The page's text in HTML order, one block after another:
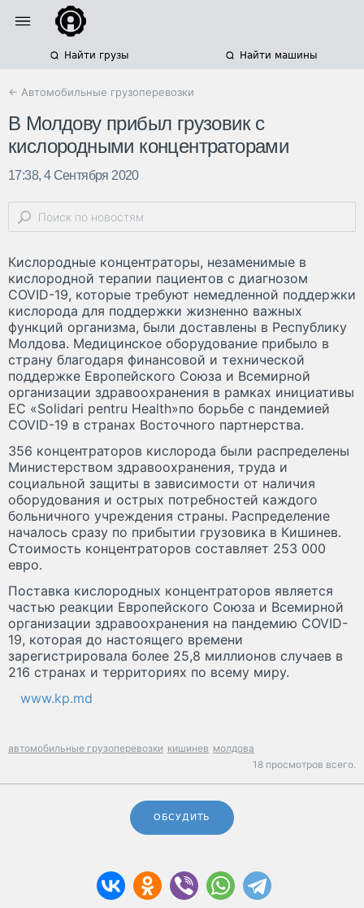
Найти грузы Найти машины
← Автомобильные грузоперевозки
В Молдову прибыл грузовик с
кислородными концентраторами
17:38, 4 Сентября 2020
Кислородные концентраторы, незаменимые в
кислородной терапии пациентов с диагнозом
COVID-19, которые требуют немедленной поддержки
кислорода для поддержки жизненно важных
функций организма, были доставлены в Республику
Молдова. Медицинское оборудование прибыло в
страну благодаря финансовой и технической
поддержке Европейского Союза и Всемирной
организации здравоохранения в рамках инициативы
ЕС «Solidari pentru Health»по борьбе с пандемией
COVID-19 в странах Восточного партнерства.
356 концентраторов кислорода были распределены
Министерством здравоохранения, труда и
социальной защиты в зависимости от наличия
оборудования и острых потребностей каждого
больничного учреждения страны. Распределение
началось сразу по прибытии грузовика в Кишинев.
Стоимость концентраторов составляет 253 000
евро.
Поставка кислородных концентраторов является
частью реакции Европейского Союза и Всемирной
организации здравоохранения на пандемию COVID-
19, которая до настоящего времени
зарегистрировала более 25,8 миллионов случаев в
216 странах и территориях по всему миру.
www.kp.md
автомобильные грузоперевозки кишинев молдова
18 просмотров всего.
ОБСУДИТЬ